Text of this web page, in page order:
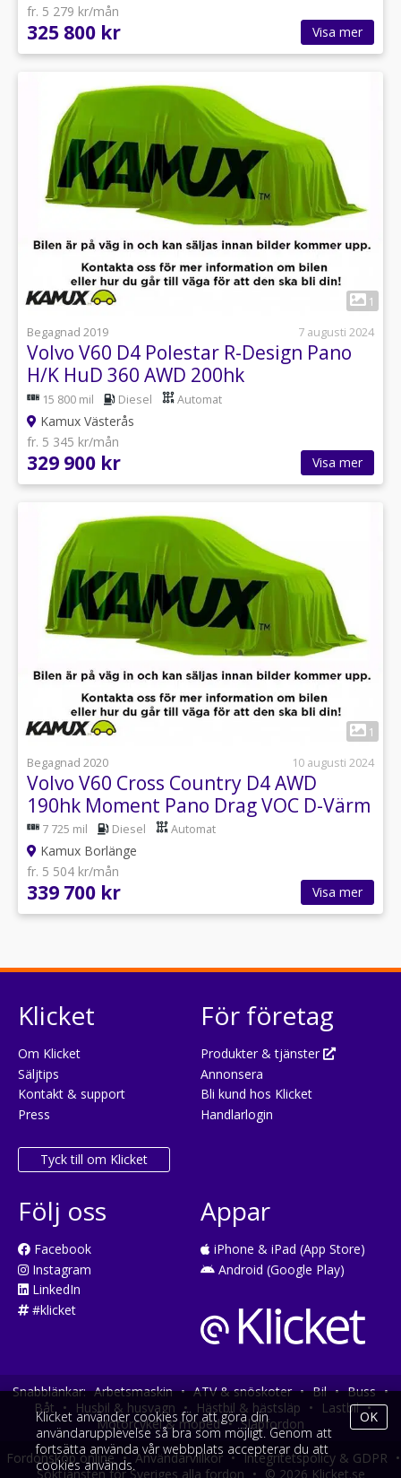
fr. 5 279 kr/mån
325 800 kr Visa mer
1
Begagnad 2019
7 augusti 2024
Volvo V60 D4 Polestar R-Design Pano
H/K HuD 360 AWD 200hk
15 800 mil Diesel Automat
Kamux Västerås
fr. 5 345 kr/mån
329 900 kr Visa mer
1
Begagnad 2020
10 augusti 2024
Volvo V60 Cross Country D4 AWD
190hk Moment Pano Drag VOC D-Värm
7 725 mil Diesel Automat
Kamux Borlänge
fr. 5 504 kr/mån
339 700 kr Visa mer
Klicket
Om Klicket
Säljtips
Kontakt & support
Press
Tyck till om Klicket
För företag
Produkter & tjänster
Annonsera
Bli kund hos Klicket
Handlarlogin
Följ oss
Facebook
Instagram
LinkedIn
#klicket
Appar
iPhone & iPad (App Store)
Android (Google Play)
Snabblänkar: Arbetsmaskin • ATV & snöskoter • Bil • Buss •
Båt • Husbil & husvagn • Hästbil & hästsläp • Lastbil •
Motorcykel & moped • Släpfordon
Fordonsköp online • Användarvillkor • Integritetspolicy & GDPR •
Söktjänsten för Sveriges alla fordon • © 2026 Klicket.se
Klicket använder cookies för att göra din
användarupplevelse så bra som möjligt. Genom att
fortsätta använda vår webbplats accepterar du att
cookies används.
OK